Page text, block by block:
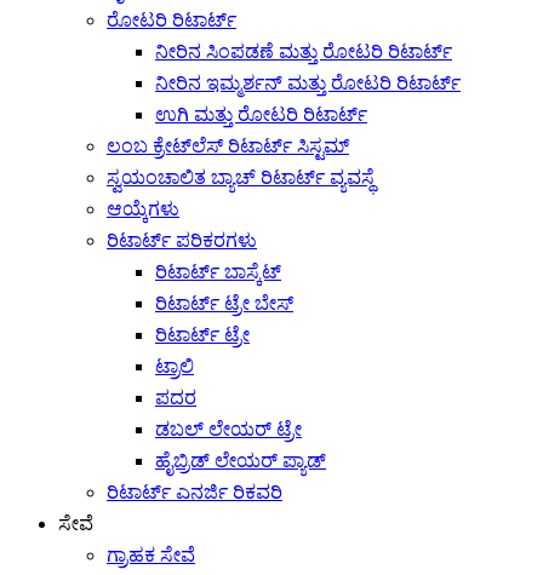
ರೋಟರಿ ರಿಟಾರ್ಟ್
ನೀರಿನ ಸಿಂಪಡಣೆ ಮತ್ತು ರೋಟರಿ ರಿಟಾರ್ಟ್
ನೀರಿನ ಇಮ್ಮರ್ಶನ್ ಮತ್ತು ರೋಟರಿ ರಿಟಾರ್ಟ್
ಉಗಿ ಮತ್ತು ರೋಟರಿ ರಿಟಾರ್ಟ್
ಲಂಬ ಕ್ರೇಟ್‌ಲೆಸ್ ರಿಟಾರ್ಟ್ ಸಿಸ್ಟಮ್
ಸ್ವಯಂಚಾಲಿತ ಬ್ಯಾಚ್ ರಿಟಾರ್ಟ್ ವ್ಯವಸ್ಥೆ
ಆಯ್ಕೆಗಳು
ರಿಟಾರ್ಟ್ ಪರಿಕರಗಳು
ರಿಟಾರ್ಟ್ ಬಾಸ್ಕೆಟ್
ರಿಟಾರ್ಟ್ ಟ್ರೇ ಬೇಸ್
ರಿಟಾರ್ಟ್ ಟ್ರೇ
ಟ್ರಾಲಿ
ಪದರ
ಡಬಲ್ ಲೇಯರ್ ಟ್ರೇ
ಹೈಬ್ರಿಡ್ ಲೇಯರ್ ಪ್ಯಾಡ್
ರಿಟಾರ್ಟ್ ಎನರ್ಜಿ ರಿಕವರಿ
ಸೇವೆ
ಗ್ರಾಹಕ ಸೇವೆ